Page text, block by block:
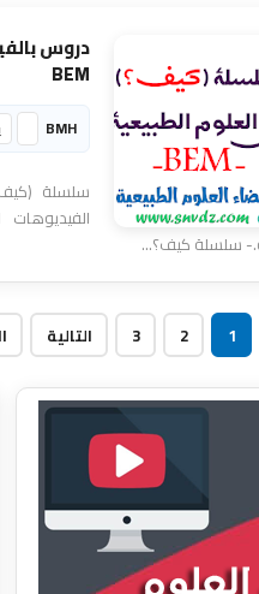
دروس
BEM
BMH
سلسلة
سلسلة كيف؟...
1
2
3 التالية